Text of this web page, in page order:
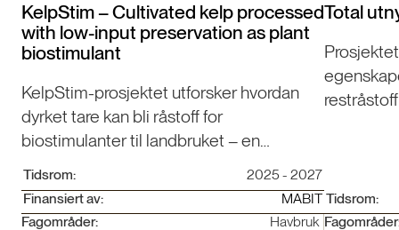
KelpStim – Cultivated kelp processed
with low-input preservation as plant
biostimulant
KelpStim-prosjektet utforsker hvordan
dyrket tare kan bli råstoff for
biostimulanter til landbruket – en
innovasjon som styrker den blå
bioøkonomien.
Tidsrom:
2025 - 2027
Finansiert av:
MABIT
Fagområder:
Havbruk
Total
Tidsrom: